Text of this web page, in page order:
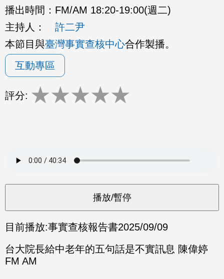
播出時間： FM/AM 18:20-19:00(週二)
主持人：
許二尹
本節目與臺灣事實查核中心合作製播。
互動專區
評分: ★★★★★
目前播放:事實查核報告書2025/09/09
台大院長給中老年的五句話是不實訊息 陳偉婷
FM AM